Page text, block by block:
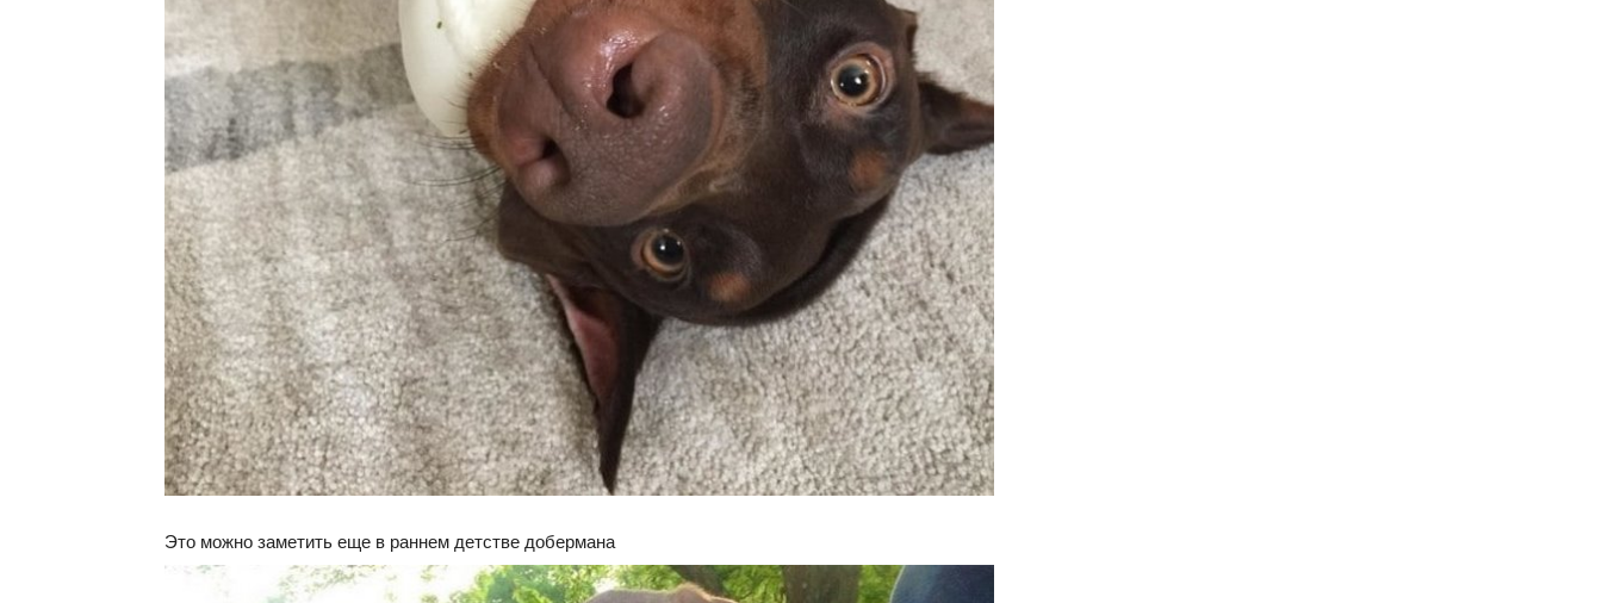
Это можно заметить еще в раннем детстве добермана